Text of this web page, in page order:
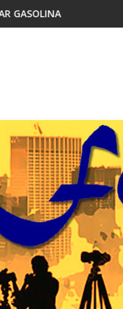
CABINDA, TERRITÓRIO